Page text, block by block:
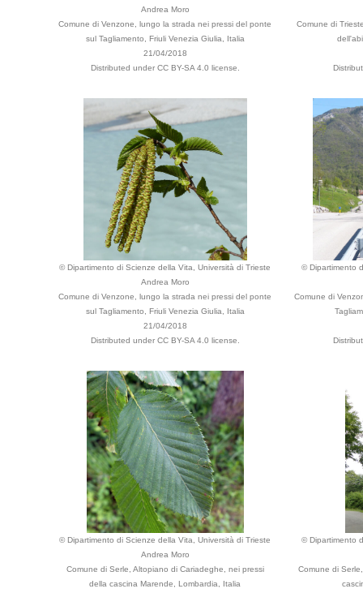
Andrea Moro
Comune di Venzone, lungo la strada nei pressi del ponte
sul Tagliamento, Friuli Venezia Giulia, Italia
21/04/2018
Distributed under CC BY-SA 4.0 license.
Comune di
© Dipartimento di Scienze della Vita, Università di Trieste
Andrea Moro
Comune di Venzone, lungo la strada nei pressi del ponte
sul Tagliamento, Friuli Venezia Giulia, Italia
21/04/2018
Distributed under CC BY-SA 4.0 license.
© Dipartimento
Comune di
© Dipartimento di Scienze della Vita, Università di Trieste
Andrea Moro
Comune di Serle, Altopiano di Cariadeghe, nei pressi
della cascina Marende, Lombardia, Italia
© Dipartimento
Comune di